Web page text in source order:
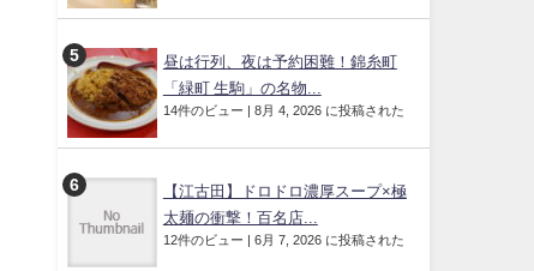
昼は行列、夜は予約困難！錦糸町
「緑町 生駒」の名物...
14件のビュー | 8月 4, 2026 に投稿された
【江古田】ドロドロ濃厚スープ×極
太麺の衝撃！百名店...
12件のビュー | 6月 7, 2026 に投稿された